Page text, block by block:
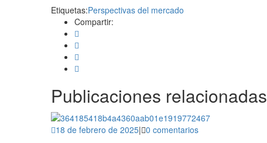
Etiquetas:Perspectivas del mercado
Compartir:
Publicaciones relacionadas
18 de febrero de 2025| 0 comentarios